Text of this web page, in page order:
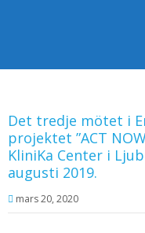
Det tredje mötet i
projektet ”ACT
KliniKa Center i
augusti 2019.
mars 20, 2020